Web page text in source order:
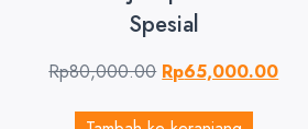
Spesial
Rp80,000.00 Rp65,000.00